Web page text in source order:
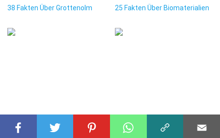
38 Fakten Über Grottenolm 25 Fakten Über Biomaterialien
TRANSPORT 03 Aug 2025 TIERE 06 Apr 2025